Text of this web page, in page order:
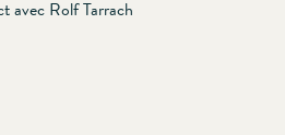
avec Rolf Tarrach